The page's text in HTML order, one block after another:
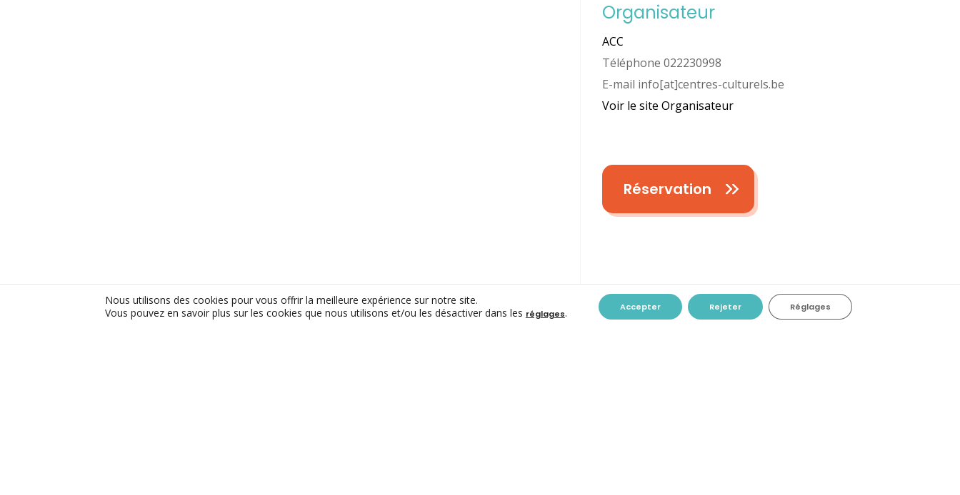
Organisateur
ACC
Téléphone022230998
E-mail info[at]centres-culturels.be
Voir le site Organisateur
Réservation
Nous utilisons des cookies pour vous offrir la meilleure expérience sur notre site.
Vous pouvez en savoir plus sur les cookies que nous utilisons et/ou les désactiver dans les réglages. Accepter Rejeter Réglages